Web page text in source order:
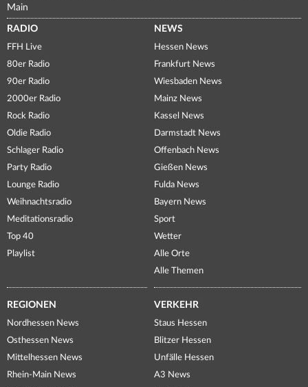
Main
RADIO
FFH Live
80er Radio
90er Radio
2000er Radio
Rock Radio
Oldie Radio
Schlager Radio
Party Radio
Lounge Radio
Weihnachtsradio
Meditationsradio
Top 40
Playlist
NEWS
Hessen News
Frankfurt News
Wiesbaden News
Mainz News
Kassel News
Darmstadt News
Offenbach News
Gießen News
Fulda News
Bayern News
Sport
Wetter
Alle Orte
Alle Themen
REGIONEN
Nordhessen News
Osthessen News
Mittelhessen News
Rhein-Main News
VERKEHR
Staus Hessen
Blitzer Hessen
Unfälle Hessen
A3 News